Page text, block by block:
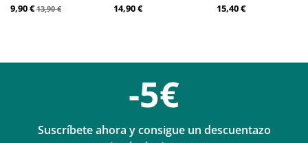
9,90 €13,90 € 14,90 € 15,40 €
-5€
Suscríbete ahora y consigue un descuentazo